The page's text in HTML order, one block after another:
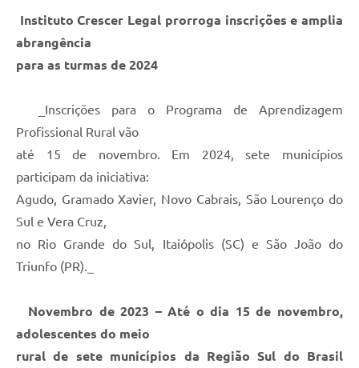
Instituto Crescer Legal prorroga inscrições e amplia
abrangência
para as turmas de 2024
_Inscrições para o Programa de Aprendizagem
Profissional Rural vão
até 15 de novembro. Em 2024, sete municípios
participam da iniciativa:
Agudo, Gramado Xavier, Novo Cabrais, São Lourenço do
Sul e Vera Cruz,
no Rio Grande do Sul, Itaiópolis (SC) e São João do
Triunfo (PR)._
Novembro de 2023 – Até o dia 15 de novembro,
adolescentes do meio
rural de sete municípios da Região Sul do Brasil